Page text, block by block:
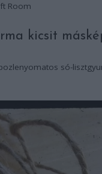
Room
kicsit
só-